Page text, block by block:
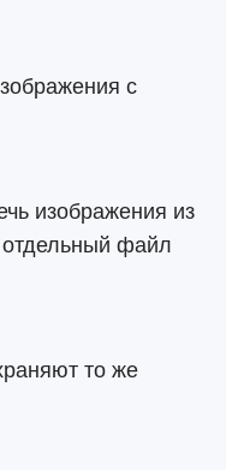
с
изображения из
отдельный файл
то же